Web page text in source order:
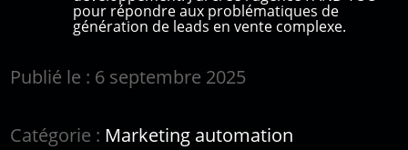
pour répondre aux problématiques de
génération de leads en vente complexe.
Publié le : 6 septembre 2025
Catégorie : Marketing automation